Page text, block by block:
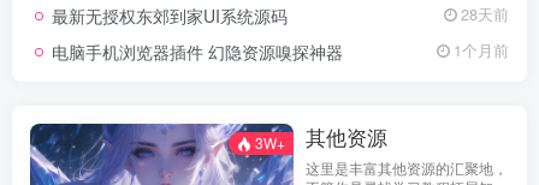
最新无授权东郊到家UI系统源码 28天前
电脑手机浏览器插件 幻隐资源嗅探神器 1个月前
3W+ 其他资源
这里是丰富其他资源的汇聚地，